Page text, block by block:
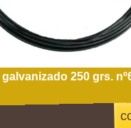
250 grs.